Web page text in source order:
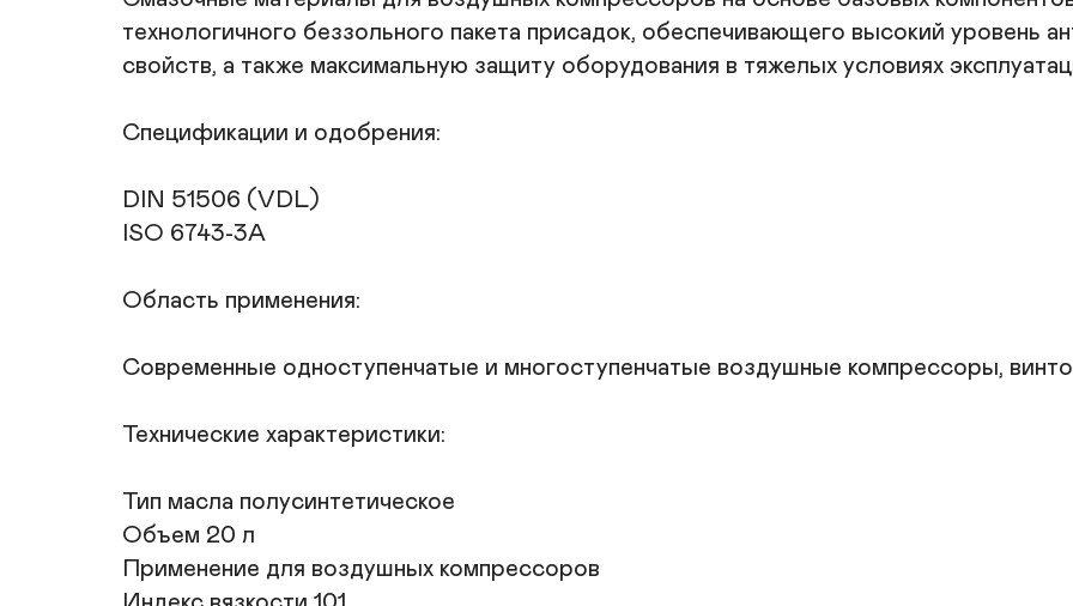
технологичного беззольного пакета присадок, обеспечивающего высокий уровень
свойств, а также максимальную защиту оборудования в тяжелых условиях
Спецификации и одобрения:
DIN 51506 (VDL)
ISO 6743-3A
Область применения:
Современные одноступенчатые и многоступенчатые воздушные компрессоры,
Технические характеристики:
Тип масла полусинтетическое
Объем 20 л
Применение для воздушных компрессоров